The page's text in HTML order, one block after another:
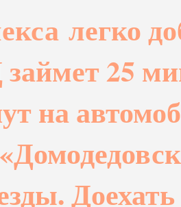
легко
25
на